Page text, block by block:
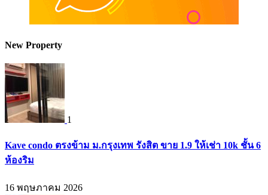
New Property
1
Kave condo ตรงข้าม ม.กรุงเทพ รังสิต ขาย 1.9 ให้เช่า 10k ชั้น 6
ห้องริม
16 พฤษภาคม 2026